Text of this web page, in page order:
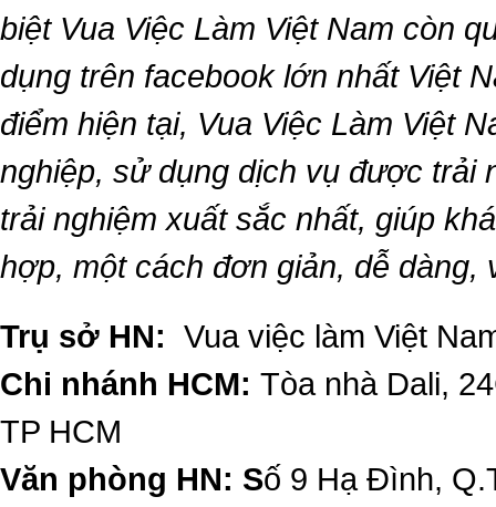
biệt Vua Việc Làm Việt Nam còn
dụng trên facebook lớn nhất Việt
điểm hiện tại, Vua Việc Làm Việt
nghiệp, sử dụng dịch vụ được trải
trải nghiệm xuất sắc nhất, giúp
hợp, một cách đơn giản, dễ dàng,
Trụ sở HN: Vua việc làm Việt
Chi nhánh HCM: Tòa nhà Dali,
TP HCM
Văn phòng HN: Số 9 Hạ Đình,